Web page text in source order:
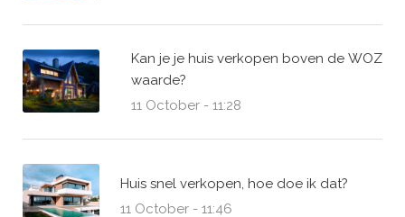
Kan je je huis verkopen boven de WOZ
waarde?
11 October - 11:28
Huis snel verkopen, hoe doe ik dat?
11 October - 11:46